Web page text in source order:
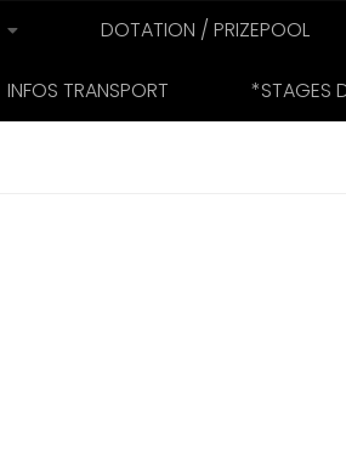
DOTATION / PRIZEPOOL
INFOS TRANSPORT *STAGES